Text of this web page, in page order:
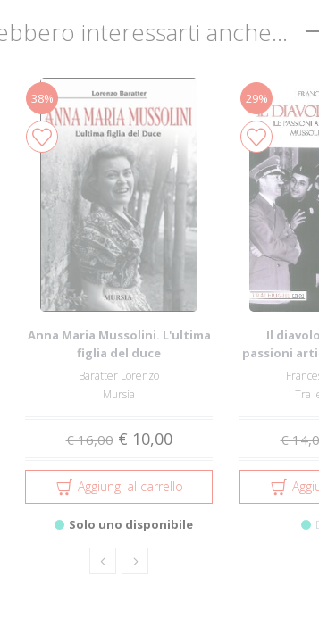
interessarti anche...
38%
Anna Maria Mussolini. L'ultima
figlia del duce
Baratter Lorenzo
Mursia
€ 16,00 € 10,00
Aggiungi al carrello
Solo uno disponibile
29%
Il
passioni
Tra
€